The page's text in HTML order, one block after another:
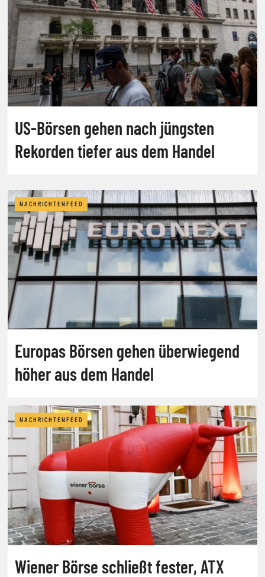
US-Börsen gehen nach jüngsten
Rekorden tiefer aus dem Handel
NACHRICHTENFEED
Europas Börsen gehen überwiegend
höher aus dem Handel
NACHRICHTENFEED
Wiener Börse schließt fester, ATX